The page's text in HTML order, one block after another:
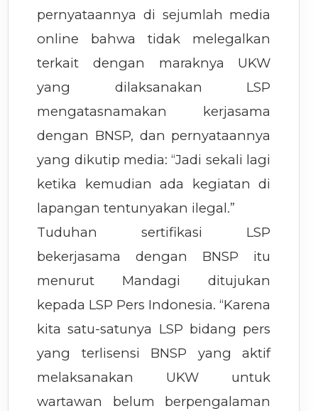
pernyataannya di sejumlah media
online bahwa tidak melegalkan
terkait dengan maraknya UKW
yang dilaksanakan LSP
mengatasnamakan kerjasama
dengan BNSP, dan pernyataannya
yang dikutip media: “Jadi sekali lagi
ketika kemudian ada kegiatan di
lapangan tentunyakan ilegal.”
Tuduhan sertifikasi LSP
bekerjasama dengan BNSP itu
menurut Mandagi ditujukan
kepada LSP Pers Indonesia. “Karena
kita satu-satunya LSP bidang pers
yang terlisensi BNSP yang aktif
melaksanakan UKW untuk
wartawan belum berpengalaman